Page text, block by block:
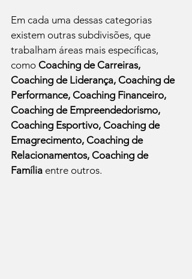
Em cada uma dessas categorias
existem outras subdivisões, que
trabalham áreas mais específicas,
como Coaching de Carreiras,
Coaching de Liderança, Coaching de
Performance, Coaching Financeiro,
Coaching de Empreendedorismo,
Coaching Esportivo, Coaching de
Emagrecimento, Coaching de
Relacionamentos, Coaching de
Família entre outros.